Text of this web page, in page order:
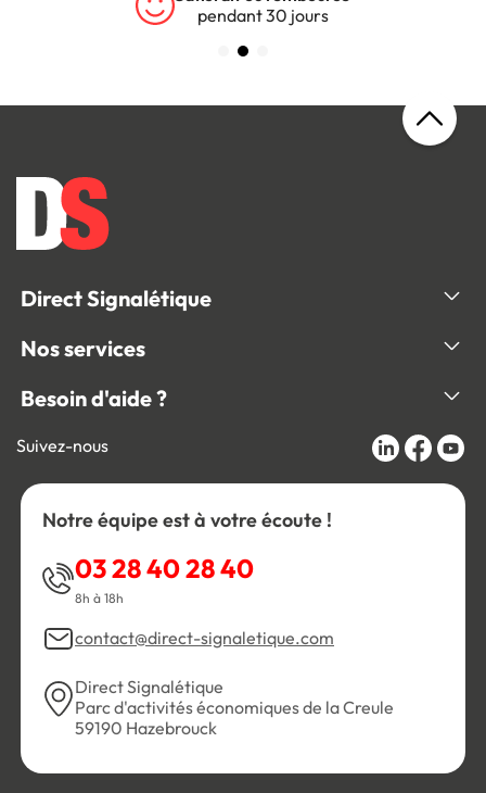
pendant 30 jours
Direct Signalétique
Nos services
Besoin d'aide ?
Suivez-nous
Notre équipe est à votre écoute !
03 28 40 28 40
8h à 18h
contact@direct-signaletique.com
Direct Signalétique
Parc d'activités économiques de la Creule
59190 Hazebrouck